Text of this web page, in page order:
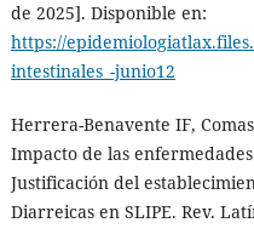
de 2025]. Disponible en:
https://
intestinales_-junio12
Herrera-Benavente IF,
Impacto de las
Justificación del
Diarreicas en SLIPE. Rev.